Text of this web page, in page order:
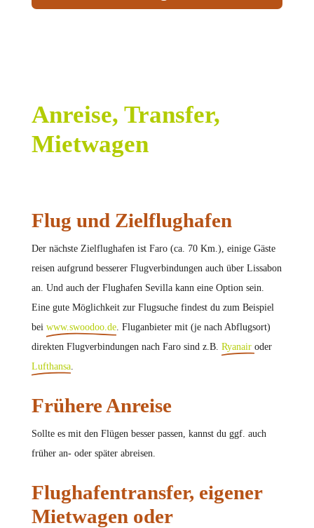
Anreise, Transfer,
Mietwagen
Flug und Zielflughafen
Der nächste Zielflughafen ist Faro (ca. 70 Km.), einige Gäste
reisen aufgrund besserer Flugverbindungen auch über Lissabon
an. Und auch der Flughafen Sevilla kann eine Option sein.
Eine gute Möglichkeit zur Flugsuche findest du zum Beispiel
bei www.swoodoo.de. Fluganbieter mit (je nach Abflugsort)
direkten Flugverbindungen nach Faro sind z.B. Ryanair oder
Lufthansa.
Frühere Anreise
Sollte es mit den Flügen besser passen, kannst du ggf. auch
früher an- oder später abreisen.
Flughafentransfer, eigener
Mietwagen oder